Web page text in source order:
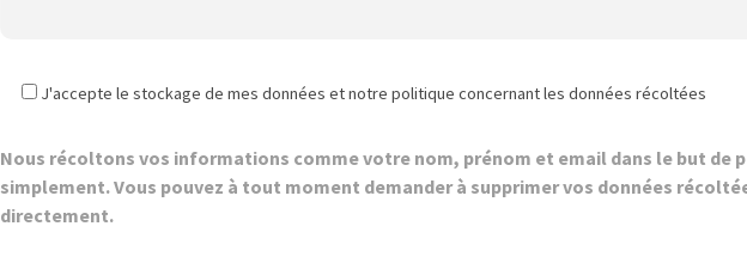
J'accepte le stockage de mes données et notre politique concernant les données récoltées
Nous récoltons vos informations comme votre nom, prénom et email dans le but de
simplement. Vous pouvez à tout moment demander à supprimer vos données
directement.